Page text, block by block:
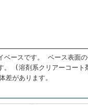
ベースです。 ベース表面
。 (溶剤系クリアーコート
があります。